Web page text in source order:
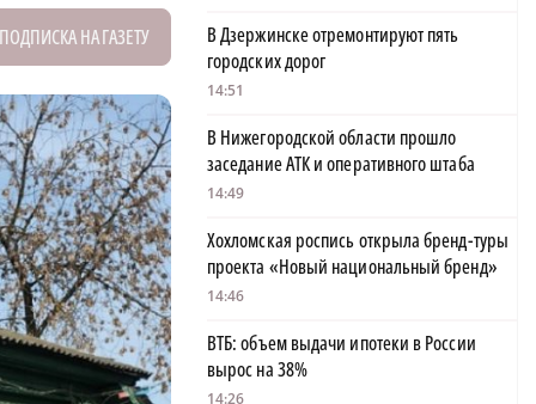
ПОДПИСКА НА ГАЗЕТУ
В Дзержинске отремонтируют пять
городских дорог
14:51
В Нижегородской области прошло
заседание АТК и оперативного штаба
14:49
Хохломская роспись открыла бренд-туры
проекта «Новый национальный бренд»
14:46
ВТБ: объем выдачи ипотеки в России
вырос на 38%
14:26